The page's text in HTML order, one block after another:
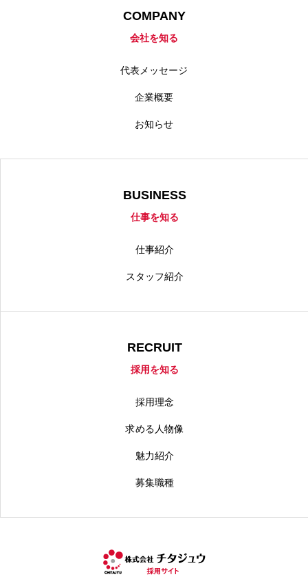
COMPANY
会社を知る
代表メッセージ
企業概要
お知らせ
BUSINESS
仕事を知る
仕事紹介
スタッフ紹介
RECRUIT
採用を知る
採用理念
求める人物像
魅力紹介
募集職種